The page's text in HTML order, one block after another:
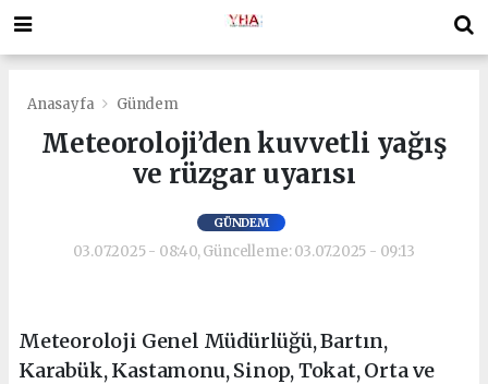
Anasayfa Gündem
Meteoroloji’den kuvvetli yağış
ve rüzgar uyarısı
GÜNDEM
03.07.2025 - 08:40, Güncelleme: 03.07.2025 - 09:13
Meteoroloji Genel Müdürlüğü, Bartın,
Karabük, Kastamonu, Sinop, Tokat, Orta ve